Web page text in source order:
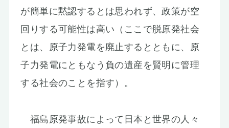
が簡単に黙認するとは思われず、政策が空
回りする可能性は高い（ここで脱原発社会
とは、原子力発電を廃止するとともに、原
子力発電にともなう負の遺産を賢明に管理
する社会のことを指す）。
福島原発事故によって日本と世界の人々